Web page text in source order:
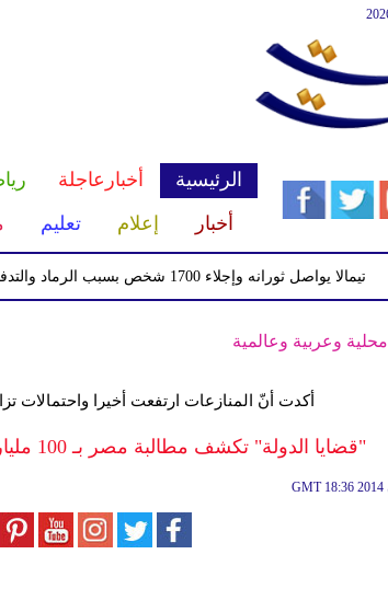
الرئيسية أخبارعاجلة
أخبار
إعلام تعليم
1700 شخص بسبب الرماد والتدفقات الطينية
محلية وعربية وعالمية
أكدت أنّ المنازعات ارتفعت أخيرا واحتمالات
"قضايا الدولة" تكشف مطالبة مصر بـ 100 مليار جنيه في "التحكيم الدولي"
GMT